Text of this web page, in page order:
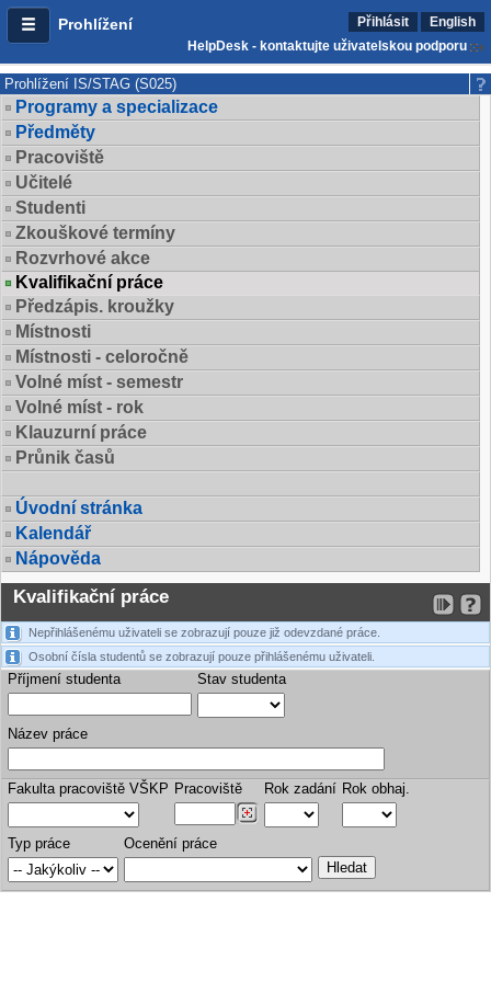
Prohlížení Přihlásit
English
HelpDesk - kontaktujte uživatelskou podporu
Prohlížení IS/STAG (S025)
Programy a specializace
Předměty
Pracoviště
Učitelé
Studenti
Zkouškové termíny
Rozvrhové akce
Kvalifikační práce
Předzápis. kroužky
Místnosti
Místnosti - celoročně
Volné míst - semestr
Volné míst - rok
Klauzurní práce
Průnik časů
Úvodní stránka
Kalendář
Nápověda
Kvalifikační práce
Nepřihlášenému uživateli se zobrazují pouze již odevzdané práce.
Osobní čísla studentů se zobrazují pouze přihlášenému uživateli.
Příjmení studenta Stav studenta
Název práce
Fakulta pracoviště VŠKP Pracoviště Rok zadání Rok obhaj.
Typ práce Ocenění práce